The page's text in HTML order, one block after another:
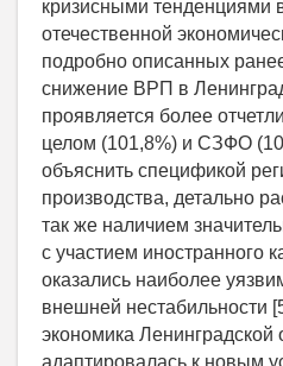
кризисными тенденциями
отечественной
подробно описанных
снижение ВРП в
проявляется более
целом (101,8%) и СЗФО
объяснить спецификой
производства, детально
так же наличием
с участием иностранного
оказались наиболее
внешней нестабильности
экономика Ленинградской
адаптировалась к новым